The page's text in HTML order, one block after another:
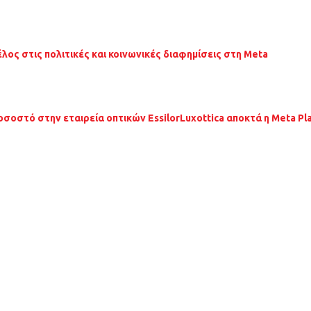
στις πολιτικές και κοινωνικές διαφημίσεις στη Meta
στην εταιρεία οπτικών EssilorLuxottica αποκτά η Meta